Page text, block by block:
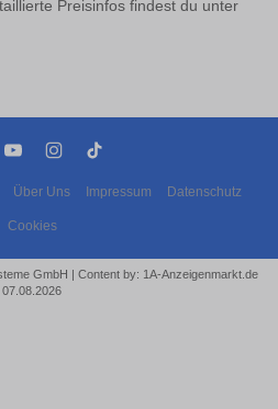
Preisinfos findest du unter
Über Uns Impressum Datenschutz
Cookies
GmbH | Content by: 1A-Anzeigenmarkt.de
07.08.2026